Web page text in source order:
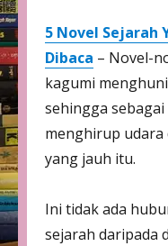
5 Novel Sejarah
Dibaca – Novel-
kagumi
sehingga
menghirup
yang jauh itu.
Ini tidak ada
sejarah daripada